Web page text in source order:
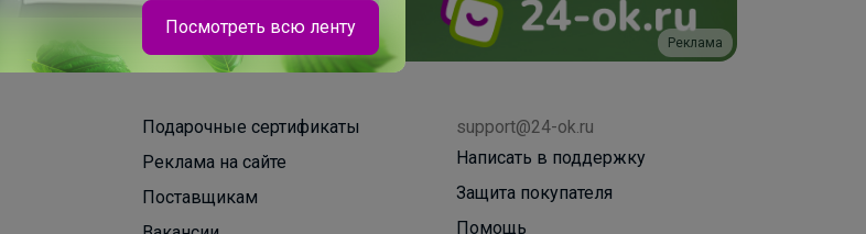
Реклама
Подарочные сертификаты
Реклама на сайте
Поставщикам
support@24-ok.ru
Написать в поддержку
Защита покупателя
Помощь
Посмотреть всю ленту